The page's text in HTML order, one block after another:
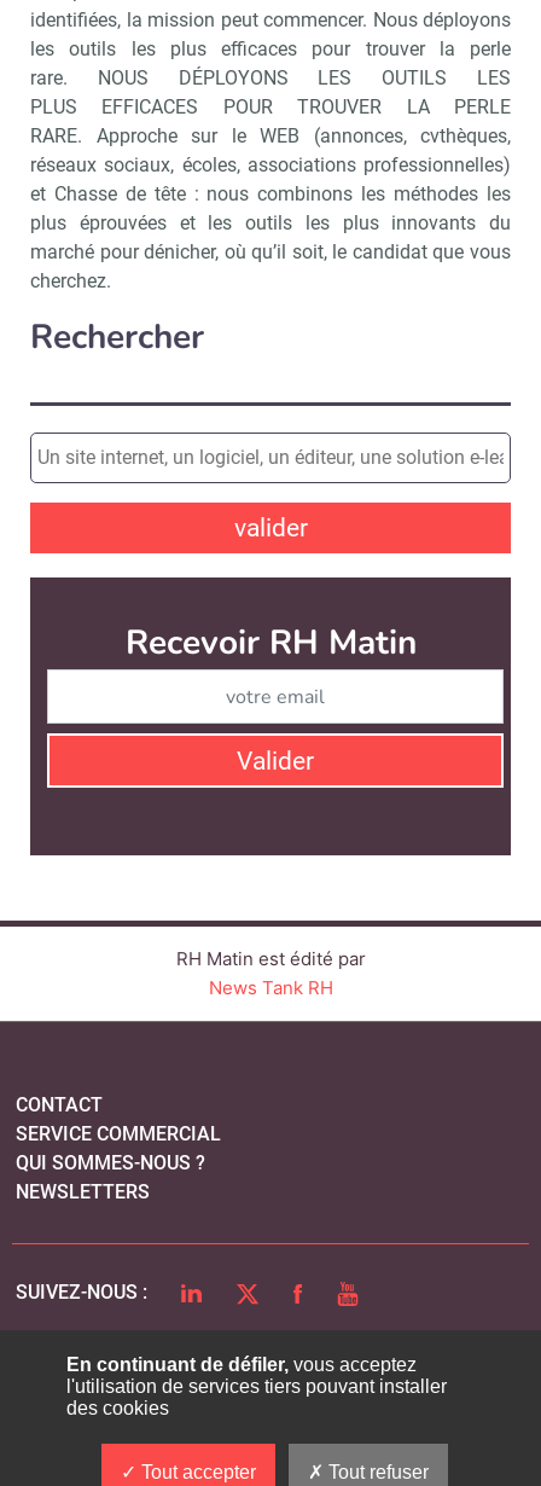
identifiées, la mission peut commencer. Nous déployons
les outils les plus efficaces pour trouver la perle
rare. NOUS DÉPLOYONS LES OUTILS LES
PLUS EFFICACES POUR TROUVER LA PERLE
RARE. Approche sur le WEB (annonces, cvthèques,
réseaux sociaux, écoles, associations professionnelles)
et Chasse de tête : nous combinons les méthodes les
plus éprouvées et les outils les plus innovants du
marché pour dénicher, où qu’il soit, le candidat que vous
cherchez.
Rechercher
valider
Recevoir RH Matin
Valider
RH Matin est édité par
News Tank RH
CONTACT
SERVICE COMMERCIAL
QUI SOMMES-NOUS ?
NEWSLETTERS
SUIVEZ-NOUS : LINKEDINTWITTERFACEBOOK
YOUTUBE
PLAN DU SITE
En continuant de défiler,vous acceptez
l'utilisation de services tiers pouvant installer
des cookies
Tout accepter Tout refuser